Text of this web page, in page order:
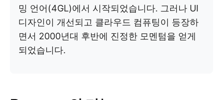
밍 언어(4GL)에서 시작되었습니다. 그러나 UI
디자인이 개선되고 클라우드 컴퓨팅이 등장하
면서 2000년대 후반에 진정한 모멘텀을 얻게
되었습니다.